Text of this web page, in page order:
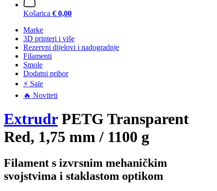
Košarica € 0,00
Marke
3D printeri i više
Rezervni dijelovi i nadogradnje
Filamenti
Smole
Dodatni pribor
⚡ Sale
🔥 Noviteti
ExtrudrPETG Transparent
Red, 1,75 mm / 1100 g
Filament s izvrsnim mehaničkim
svojstvima i staklastom optikom